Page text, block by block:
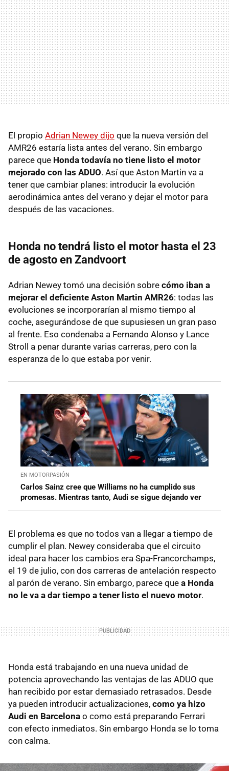
El propio Adrian Newey dijo que la nueva versión del
AMR26 estaría lista antes del verano. Sin embargo
parece que Honda todavía no tiene listo el motor
mejorado con las ADUO. Así que Aston Martin va a
tener que cambiar planes: introducir la evolución
aerodinámica antes del verano y dejar el motor para
después de las vacaciones.
Honda no tendrá listo el motor hasta el 23
de agosto en Zandvoort
Adrian Newey tomó una decisión sobre cómo iban a
mejorar el deficiente Aston Martin AMR26: todas las
evoluciones se incorporarían al mismo tiempo al
coche, asegurándose de que supusiesen un gran paso
al frente. Eso condenaba a Fernando Alonso y Lance
Stroll a penar durante varias carreras, pero con la
esperanza de lo que estaba por venir.
EN MOTORPASIÓN
Carlos Sainz cree que Williams no ha cumplido sus
promesas. Mientras tanto, Audi se sigue dejando ver
El problema es que no todos van a llegar a tiempo de
cumplir el plan. Newey consideraba que el circuito
ideal para hacer los cambios era Spa-Francorchamps,
el 19 de julio, con dos carreras de antelación respecto
al parón de verano. Sin embargo, parece que a Honda
no le va a dar tiempo a tener listo el nuevo motor.
Honda está trabajando en una nueva unidad de
potencia aprovechando las ventajas de las ADUO que
han recibido por estar demasiado retrasados. Desde
ya pueden introducir actualizaciones, como ya hizo
Audi en Barcelona o como está preparando Ferrari
con efecto inmediatos. Sin embargo Honda se lo toma
con calma.